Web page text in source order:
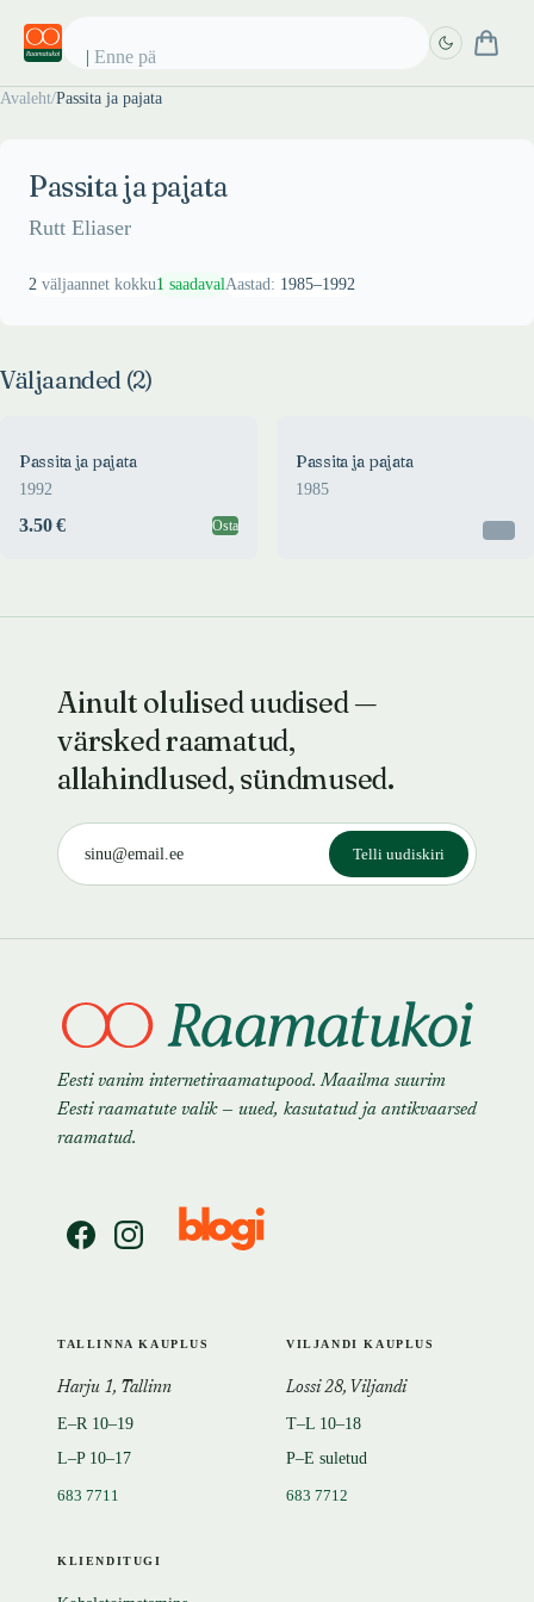
Enne päi
Avaleht/Passita ja pajata
Passita ja pajata
Rutt Eliaser
2 väljaannet kokku1 saadavalAastad: 1985–1992
Väljaanded (2)
Passita ja pajata
1992
3.50 € Osta
Passita ja pajata
1985
Ainult olulised uudised —
värsked raamatud,
allahindlused, sündmused.
Telli uudiskiri
Eesti vanim internetiraamatupood. Maailma suurim
Eesti raamatute valik — uued, kasutatud ja antikvaarsed
raamatud.
KLIENDITUGI
TALLINNA KAUPLUS
Harju 1, Tallinn
E–R 10–19
L–P 10–17
683 7711
VILJANDI KAUPLUS
Lossi 28, Viljandi
T–L 10–18
P–E suletud
683 7712